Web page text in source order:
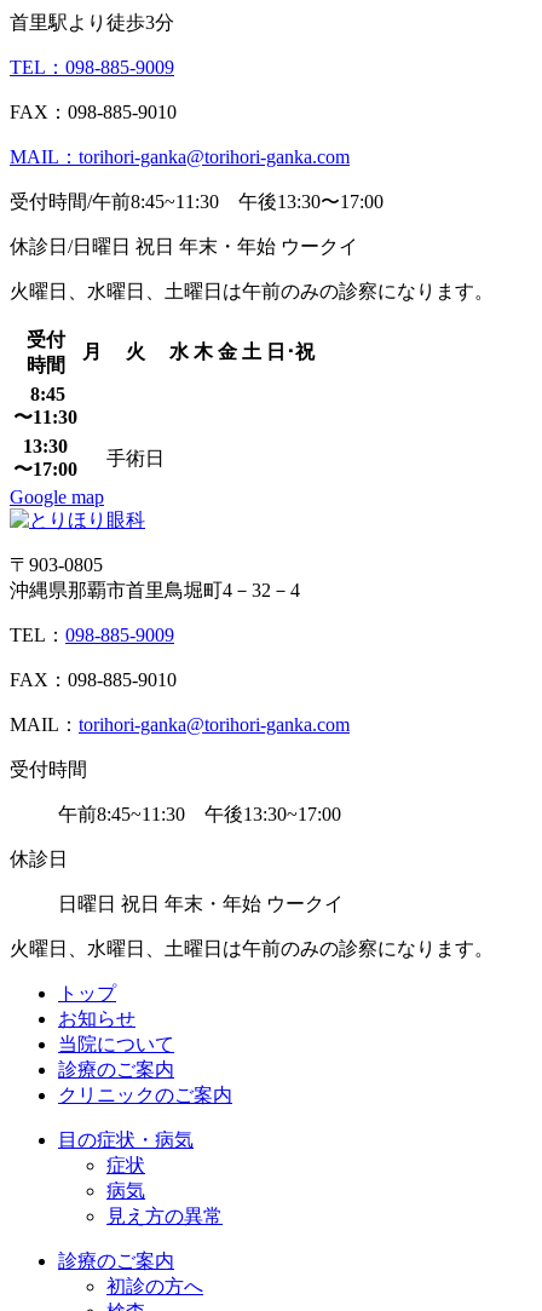
首里駅より徒歩3分
TEL：098-885-9009
FAX：098-885-9010
MAIL：torihori-ganka@torihori-ganka.com
受付時間/午前8:45~11:30 午後13:30〜17:00
休診日/日曜日 祝日 年末・年始 ウークイ
火曜日、水曜日、土曜日は午前のみの診察になります。
受付
時間
月 火 水 木 金 土 日･祝
8:45
〜11:30
13:30
〜17:00
手術日
Google map
〒903-0805
沖縄県那覇市首里鳥堀町4－32－4
TEL： 098-885-9009
FAX：098-885-9010
MAIL： torihori-ganka@torihori-ganka.com
受付時間
午前8:45~11:30 午後13:30~17:00
休診日
日曜日 祝日 年末・年始 ウークイ
火曜日、水曜日、土曜日は午前のみの診察になります。
トップ
お知らせ
当院について
診療のご案内
クリニックのご案内
目の症状・病気
症状
病気
見え方の異常
診療のご案内
初診の方へ